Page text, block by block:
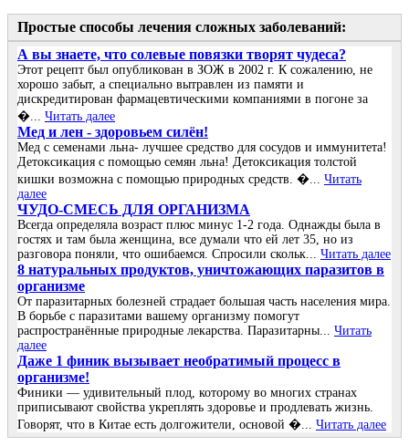
Простые способы лечения сложных заболеваний:
А вы знаете, что солевые повязки творят чудеса?
Этот рецепт был опубликован в ЗОЖ в 2002 г. К сожалению, не
хорошо забыт, а специально вытравлен из памяти и
дискредитирован фармацевтическими компаниями в погоне за
�... Читать далее
Мед и лен - здоровьем силён!
Мед с семенами льна- лучшее средство для сосудов и иммунитета!
Детоксикация с помощью семян льна! Детоксикация толстой
кишки возможна с помощью природных средств. �... Читать
далее
ЧУДО-СМЕСЬ ДЛЯ ОРГАНИЗМА
Всегда определяла возраст плюс минус 1-2 года. Однажды была в
гостях и там была женщина, все думали что ей лет 35, но из
разговора поняли, что ошибаемся. Спросили скольк... Читать далее
8 натуральных продуктов, уничтожающих паразитов в
организме
От паразитарных болезней страдает большая часть населения мира.
В борьбе с паразитами вашему организму помогут
распространённые природные лекарства. Паразитарны... Читать
далее
Даже 1 финик вызывает необратимый процесс в
организме!
Финики — удивительный плод, которому во многих странах
приписывают свойства укреплять здоровье и продлевать жизнь.
Говорят, что в Китае есть долгожители, основой �... Читать далее